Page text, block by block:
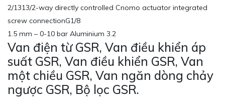
2/1313/2-way directly controlled Cnomo actuator integrated
screw connectionG1/8
1.5 mm – 0-10 bar Aluminium 3.2
Van điện từ GSR, Van điều khiển áp
suất GSR, Van điều khiển GSR, Van
một chiều GSR, Van ngăn dòng chảy
ngược GSR, Bộ lọc GSR.